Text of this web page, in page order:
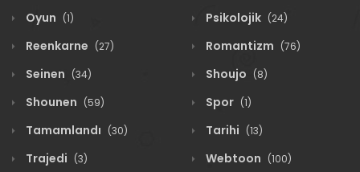
Oyun (1) Psikolojik (24)
Reenkarne (27) Romantizm (76)
Seinen (34) Shoujo (8)
Shounen (59) Spor (1)
Tamamlandı (30) Tarihi (13)
Trajedi (3) Webtoon (100)